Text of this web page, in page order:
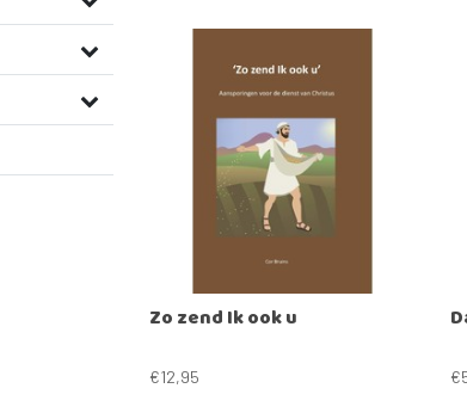
Zo zend Ik ook u
€12,95